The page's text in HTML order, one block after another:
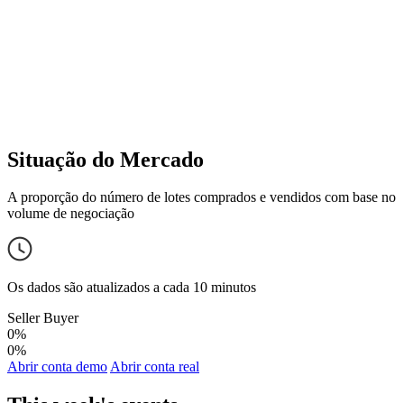
Situação do Mercado
A proporção do número de lotes comprados e vendidos com base no
volume de negociação
Os dados são atualizados a cada 10 minutos
Seller Buyer
0%
0%
Abrir conta demoAbrir conta real